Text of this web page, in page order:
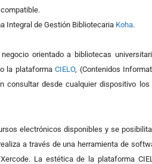
Integral de Gestión Bibliotecaria Koha.
orientado a bibliotecas
la plataforma CIELO, (Contenidos
consultar desde cualquier dispositivo
electrónicos disponibles y se
a través de una herramienta de
La estética de la plataforma